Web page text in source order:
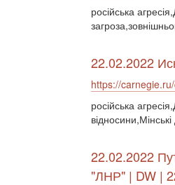
російська
22.02.2022
https://
російська
22.02.2022
"ЛНР" | DW |